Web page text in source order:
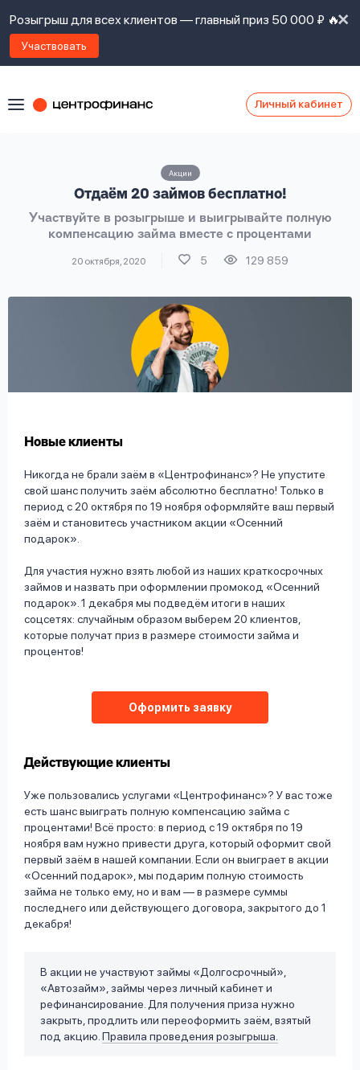
Розыгрыш для всех клиентов — главный приз 50 000 ₽ 🔥
Участвовать
Личный кабинет
Акции
Отдаём 20 займов бесплатно!
Участвуйте в розыгрыше и выигрывайте полную
компенсацию займа вместе с процентами
20 октября, 2020 5 129 859
Новые клиенты
Никогда не брали заём в «Центрофинанс»? Не упустите
свой шанс получить заём абсолютно бесплатно! Только в
период с 20 октября по 19 ноября оформляйте ваш первый
заём и становитесь участником акции «Осенний
подарок».
Для участия нужно взять любой из наших краткосрочных
займов и назвать при оформлении промокод «Осенний
подарок». 1 декабря мы подведём итоги в наших
соцсетях: случайным образом выберем 20 клиентов,
которые получат приз в размере стоимости займа и
процентов!
Оформить заявку
Действующие клиенты
Уже пользовались услугами «Центрофинанс»? У вас тоже
есть шанс выиграть полную компенсацию займа с
процентами! Всё просто: в период с 19 октября по 19
ноября вам нужно привести друга, который оформит свой
первый заём в нашей компании. Если он выиграет в акции
«Осенний подарок», мы подарим полную стоимость
займа не только ему, но и вам — в размере суммы
последнего или действующего договора, закрытого до 1
декабря!
В акции не участвуют займы «Долгосрочный»,
«Автозайм», займы через личный кабинет и
рефинансирование. Для получения приза нужно
закрыть, продлить или переоформить заём, взятый
под акцию.Правила проведения розыгрыша.
Оформить заявку
Войти под другим номером
контакты
Ответы
на
правилами
предоставления
политикой